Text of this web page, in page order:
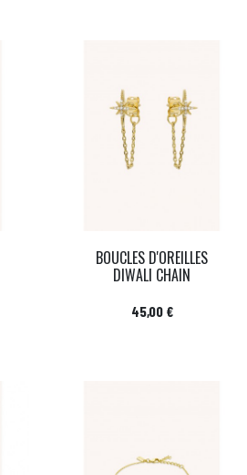
BOUCLES D'OREILLES
DIWALI CHAIN
Prix
45,00 €